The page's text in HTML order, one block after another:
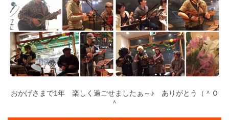
おかげさまで1年 楽しく過ごせましたぁ～♪ ありがとう（＾Ｏ
＾